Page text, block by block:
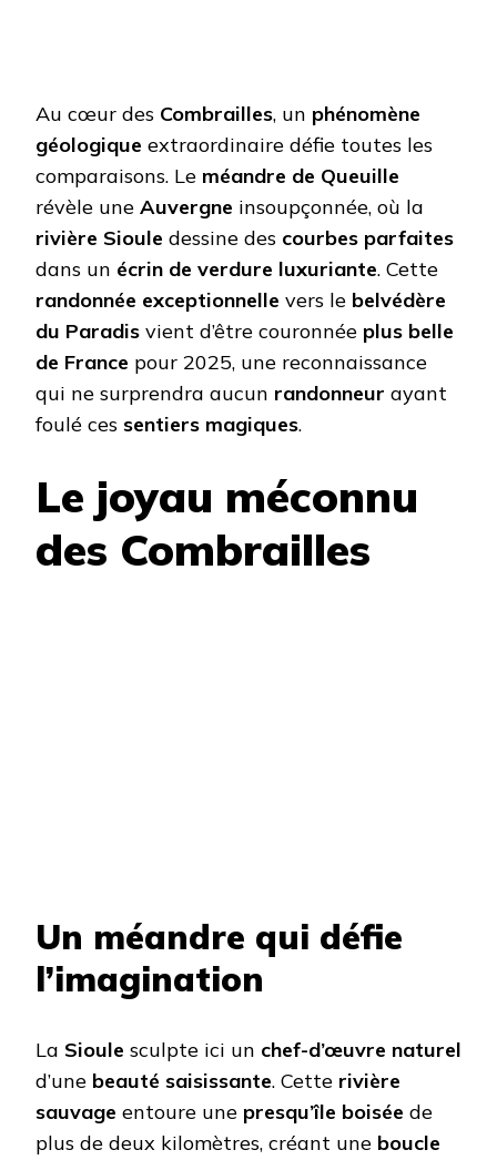
Au cœur des Combrailles, un phénomène
géologique extraordinaire défie toutes les
comparaisons. Le méandre de Queuille
révèle une Auvergne insoupçonnée, où la
rivière Sioule dessine des courbes parfaites
dans un écrin de verdure luxuriante. Cette
randonnée exceptionnelle vers le belvédère
du Paradis vient d’être couronnée plus belle
de France pour 2025, une reconnaissance
qui ne surprendra aucun randonneur ayant
foulé ces sentiers magiques.
Le joyau méconnu
des Combrailles
Un méandre qui défie
l’imagination
La Sioule sculpte ici un chef-d’œuvre naturel
d’une beauté saisissante. Cette rivière
sauvage entoure une presqu’île boisée de
plus de deux kilomètres, créant une boucle